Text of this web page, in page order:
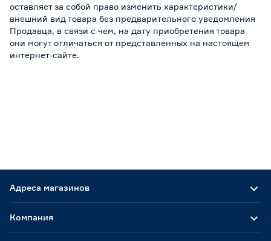
оставляет за собой право изменить характеристики/
внешний вид товара без предварительного уведомления
Продавца, в связи с чем, на дату приобретения товара
они могут отличаться от представленных на настоящем
интернет-сайте.
Адреса магазинов
Компания